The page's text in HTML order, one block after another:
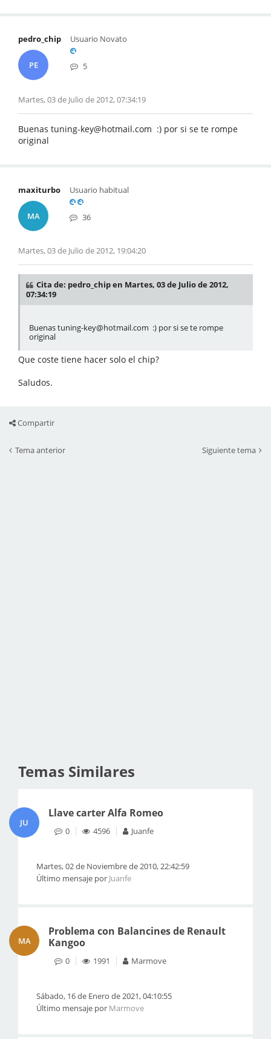
pedro_chip
PE
Usuario Novato
5
Martes, 03 de Julio de 2012, 07:34:19
Buenas tuning-key@hotmail.com :) por si se te rompe
original
maxiturbo
MA
Usuario habitual
36
Martes, 03 de Julio de 2012, 19:04:20
Cita de: pedro_chip en Martes, 03 de Julio de 2012,
07:34:19
Buenas tuning-key@hotmail.com :) por si se te rompe
original
Que coste tiene hacer solo el chip?
Saludos.
Compartir
Tema anterior Siguiente tema
Temas Similares
JU
Llave carter Alfa Romeo
0 4596 Juanfe
Martes, 02 de Noviembre de 2010, 22:42:59
Último mensaje por Juanfe
MA
Problema con Balancines de Renault
Kangoo
0 1991 Marmove
Sábado, 16 de Enero de 2021, 04:10:55
Último mensaje por Marmove